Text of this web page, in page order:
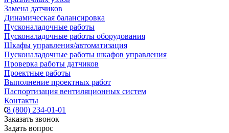
Замена датчиков
Динамическая балансировка
Пусконаладочные работы
Пусконаладочные работы оборудования
Шкафы управления/автоматизация
Пусконаладочные работы шкафов управления
Проверка работы датчиков
Проектные работы
Выполнение проектных работ
Паспортизация вентиляционных систем
Контакты
8 (800) 234-01-01
Заказать звонок
Задать вопрос